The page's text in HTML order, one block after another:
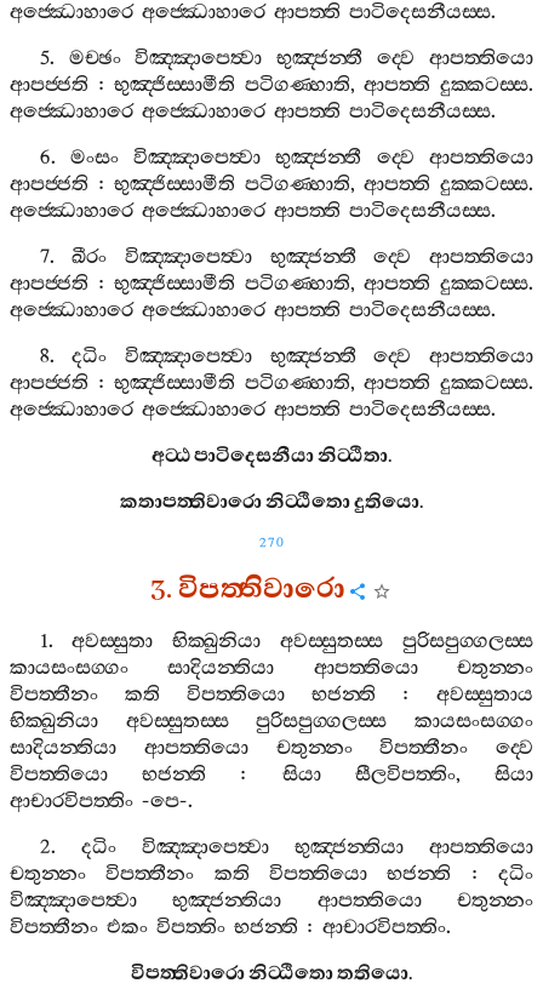
අජ‍්ඣොහාරෙ අජ‍්ඣොහාරෙ ආපත‍්ති පාටිදෙසනීයස‍්ස.
5. මච‍්ඡං විඤ‍්ඤාපෙත්‍වා භුඤ‍්ජන‍්තී ද‍්වෙ
ආපත‍්තියො
ආපජ‍්ජති :භුඤ‍්ජිස‍්සාමීති පටිගණ‍්හාති,ආපත‍්ති දුක‍්කටස‍්ස.
අජ‍්ඣොහාරෙ අජ‍්ඣොහාරෙ ආපත‍්ති පාටිදෙසනීයස‍්ස.
6. මංසං විඤ‍්ඤාපෙත්‍වා භුඤ‍්ජන‍්තී ද‍්වෙ
ආපත‍්තියො
ආපජ‍්ජති :භුඤ‍්ජිස‍්සාමීති පටිගණ‍්හාති,ආපත‍්ති දුක‍්කටස‍්ස.
අජ‍්ඣොහාරෙ අජ‍්ඣොහාරෙ ආපත‍්ති පාටිදෙසනීයස‍්ස.
7.ඛීරං විඤ‍්ඤාපෙත්‍වා භුඤ‍්ජන‍්තී ද‍්වෙ
ආපත‍්තියො
ආපජ‍්ජති :භුඤ‍්ජිස‍්සාමීති පටිගණ‍්හාති,ආපත‍්ති දුක‍්කටස‍්ස.
අජ‍්ඣොහාරෙ අජ‍්ඣොහාරෙ ආපත‍්ති පාටිදෙසනීයස‍්ස.
8.දධිං විඤ‍්ඤාපෙත්‍වා භුඤ‍්ජන‍්තී ද‍්වෙ
ආපත‍්තියො
ආපජ‍්ජති :භුඤ‍්ජිස‍්සාමීති පටිගණ‍්හාති,ආපත‍්ති දුක‍්කටස‍්ස.
අජ‍්ඣොහාරෙ අජ‍්ඣොහාරෙ ආපත‍්ති පාටිදෙසනීයස‍්ස.
අට‍්ඨපාටිදෙසනීයානිට‍්ඨිතා.
කතාපත‍්තිවාරොනිට‍්ඨිතොදුතියො.
270
3.විපත‍්තිවාරො
1.අවස‍්සුතා භික‍්ඛුනියා අවස‍්සුතස‍්ස
පුරිසපුග‍්ගලස‍්ස
කායසංසග‍්ගං
සාදියන‍්තියා ආපත‍්තියො
චතුන‍්නං
විපත‍්තීනං
කති විපත‍්තියො භජන‍්ති : අවස‍්සුතාය
භික‍්ඛුනියා
අවස‍්සුතස‍්ස පුරිසපුග‍්ගලස‍්ස
කායසංසග‍්ගං
සාදියන‍්තියා
ආපත‍්තියො චතුන‍්නං විපත‍්තීනං
ද‍්වෙ
විපත‍්තියො
භජන‍්ති : සියා සීලවිපත‍්තිං,සියා
ආචාරවිපත‍්තිං -පෙ-.
2. දධිං විඤ‍්ඤාපෙත්‍වා භුඤ‍්ජන‍්තියා
ආපත‍්තියො
චතුන‍්නං
විපත‍්තීනං කති විපත‍්තියො භජන‍්ති :දධිං
විඤ‍්ඤාපෙත්‍වා
භුඤ‍්ජන‍්තියා ආපත‍්තියො
චතුන‍්නං
විපත‍්තීනං එකං විපත‍්තිං භජන‍්ති : ආචාරවිපත‍්තිං.
විපත‍්තිවාරොනිට‍්ඨිතොතතියො.